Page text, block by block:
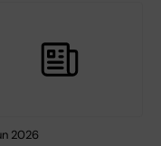
2026